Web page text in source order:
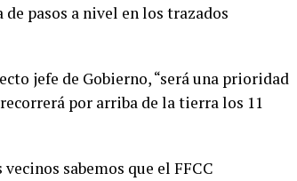
pasos a nivel en los trazados
jefe de Gobierno, “será una prioridad
por arriba de la tierra los 11
sabemos que el FFCC